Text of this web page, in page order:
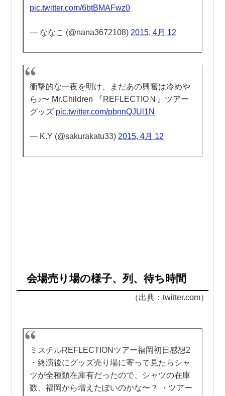
pic.twitter.com/6btBMAFwz0
— ななこ (@nana3672108) 2015, 4月 12
衝撃的な一夜を明け、まだあの興奮は冷めや
ら♪〜 Mr.Children 『REFLECTIOＮ』ツアー
グッズ pic.twitter.com/pbnnQJUl1N
— K.Y (@sakurakatu33)2015, 4月 12
会場売り場の様子、列、待ち時間
（出典：twitter.com）
ミスチルREFLECTIONツアー福岡初日感想2
・終演後にグッズ売り場に寄って見たらシャ
ツが全種類在庫有だったので、シャツの在庫
数、福岡から増えたぽいのかな〜？ ・ツアー